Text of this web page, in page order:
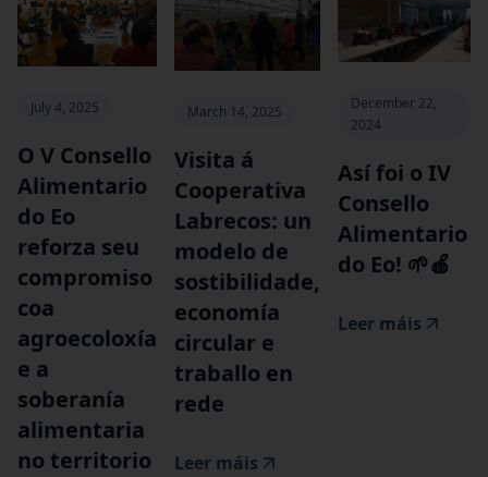
July 4, 2025
O V Consello
Alimentario
do Eo
reforza seu
compromiso
coa
agroecoloxía
e a
soberanía
alimentaria
no territorio
March 14, 2025
Visita á
Cooperativa
Labrecos: un
modelo de
sostibilidade,
economía
circular e
traballo en
rede
Leer máis
December 22,
2024
‍Así foi o IV
Consello
Alimentario
do Eo! 🌱🍎
Leer máis